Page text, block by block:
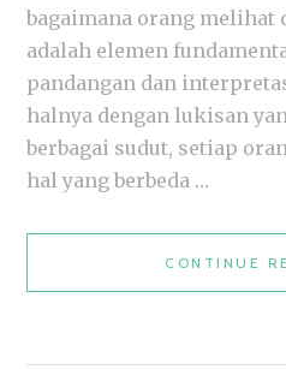
bagaimana orang melihat
adalah elemen
pandangan dan
halnya dengan lukisan
berbagai sudut, setiap
hal yang berbeda …
CONTINUE